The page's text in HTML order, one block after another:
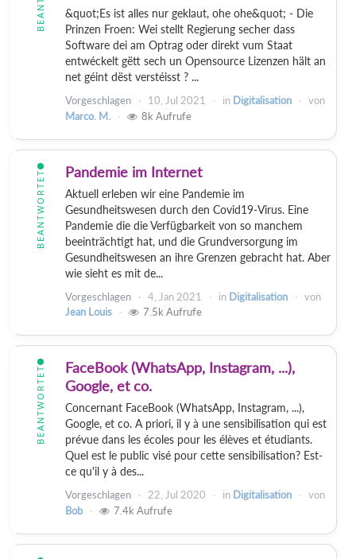
&quot;Es ist alles nur geklaut, ohe ohe&quot; - Die
Prinzen Froen: Wei stellt Regierung secher dass
Software dei am Optrag oder direkt vum Staat
entwéckelt gëtt sech un Opensource Lizenzen hält an
net géint dëst verstéisst ? ...
Vorgeschlagen 10, Jul 2021 in Digitalisation
von
Marco. M.
8k Aufrufe
BEANTWORTET Pandemie im Internet
Aktuell erleben wir eine Pandemie im
Gesundheitswesen durch den Covid19-Virus. Eine
Pandemie die die Verfügbarkeit von so manchem
beeinträchtigt hat, und die Grundversorgung im
Gesundheitswesen an ihre Grenzen gebracht hat. Aber
wie sieht es mit de...
Vorgeschlagen 4, Jan 2021 in Digitalisation
von
Jean Louis
7.5k Aufrufe
BEANTWORTET
FaceBook (WhatsApp, Instagram, ...),
Google, et co.
Concernant FaceBook (WhatsApp, Instagram, ...),
Google, et co. A priori, il y à une sensibilisation qui est
prévue dans les écoles pour les élèves et étudiants.
Quel est le public visé pour cette sensibilisation? Est-
ce qu'il y à des...
Vorgeschlagen 22, Jul 2020 in Digitalisation
von
Bob
7.4k Aufrufe